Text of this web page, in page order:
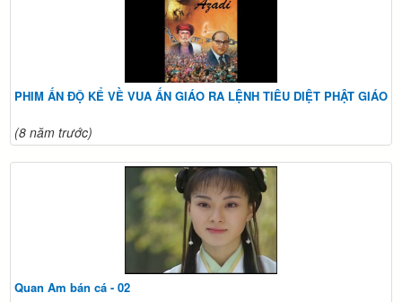
PHIM ẤN ĐỘ KỂ VỀ VUA ẤN GIÁO RA LỆNH TIÊU DIỆT PHẬT GIÁO
(8 năm trước)
Quan Am bán cá - 02